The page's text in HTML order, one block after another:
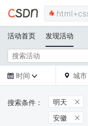
活动首页 发现活动
 时间   城市
明天 
安徽 